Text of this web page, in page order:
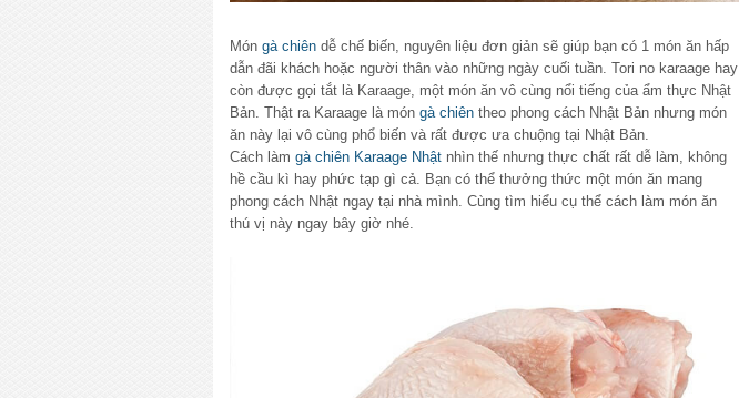
Món gà chiên dễ chế biến, nguyên liệu đơn giản sẽ giúp bạn có 1 món ăn hấp
dẫn đãi khách hoặc người thân vào những ngày cuối tuần. Tori no karaage hay
còn được gọi tắt là Karaage, một món ăn vô cùng nổi tiếng của ẩm thực Nhật
Bản. Thật ra Karaage là món gà chiên theo phong cách Nhật Bản nhưng món
ăn này lại vô cùng phổ biến và rất được ưa chuộng tại Nhật Bản.
Cách làm gà chiên Karaage Nhật nhìn thế nhưng thực chất rất dễ làm, không
hề cầu kì hay phức tạp gì cả. Bạn có thể thưởng thức một món ăn mang
phong cách Nhật ngay tại nhà mình. Cùng tìm hiểu cụ thể cách làm món ăn
thú vị này ngay bây giờ nhé.